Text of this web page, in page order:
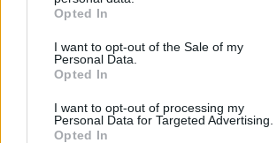
Opted In
I want to opt-out of the Sale of my
Personal Data.
Opted In
I want to opt-out of processing my
Personal Data for Targeted Advertising.
Opted In
brodawki..moze jakaś masc ?